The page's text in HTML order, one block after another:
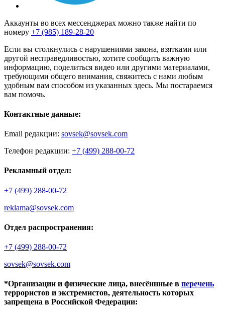
Аккаунты во всех мессенджерах можно также найти по
номеру +7 (985) 189-28-20
Если вы столкнулись с нарушениями закона, взятками или
другой несправедливостью, хотите сообщить важную
информацию, поделиться видео или другими материалами,
требующими общего внимания, свяжитесь с нами любым
удобным вам способом из указанных здесь. Мы постараемся
вам помочь.
Контактные данные:
Email редакции: sovsek@sovsek.com
Телефон редакции: +7 (499) 288-00-72
Рекламный отдел:
+7 (499) 288-00-72
reklama@sovsek.com
Отдел распространения:
+7 (499) 288-00-72
sovsek@sovsek.com
*Организации и физические лица, внесённные в перечень
террористов и экстремистов, деятельность которых
запрещена в Российской Федерации: